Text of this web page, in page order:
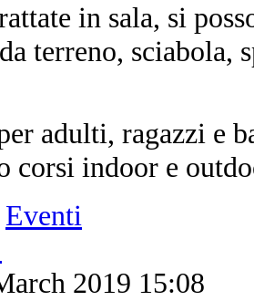
in sala, si
terreno, sciabola,
adulti, ragazzi e
corsi indoor e
Eventi
2019 15:08